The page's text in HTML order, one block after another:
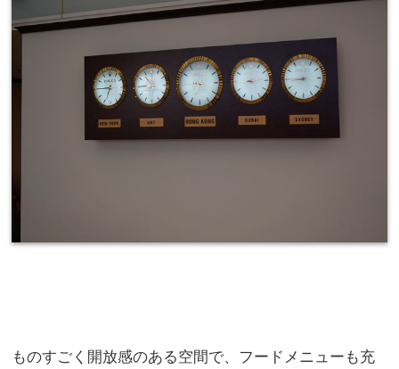
ものすごく開放感のある空間で、フードメニューも充